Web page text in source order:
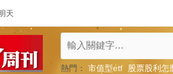
天
熱門： 市值型etf 股票股利怎